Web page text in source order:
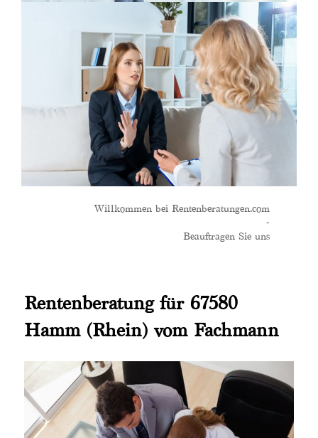
Willkommen bei Rentenberatungen.com
-
Beauftragen Sie uns
Rentenberatung für 67580
Hamm (Rhein) vom Fachmann